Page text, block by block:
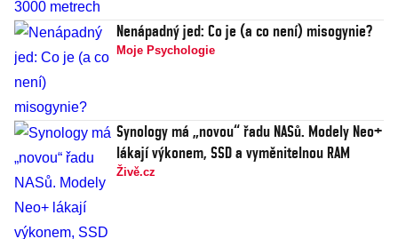
Nenápadný jed: Co je (a co není) misogynie?
Moje Psychologie
Synology má „novou“ řadu NASů. Modely Neo+
lákají výkonem, SSD a vyměnitelnou RAM
Živě.cz